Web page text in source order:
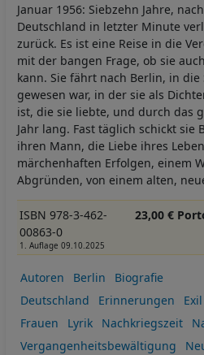
Januar 1956: Siebzehn Jahre,
Deutschland in letzter Minute
zurück. Es ist eine Reise in die
mit der bangen Frage, ob sie
kann. Sie fährt nach Berlin, in
gewesen war, in der sie als
ist, die sie liebte, und durch das
Jahr lang. Fast täglich schickt sie
ihren Mann, die Liebe ihres
märchenhaften Erfolgen, einem
Abgründen, von einem alten,
ISBN 978-3-462-
00863-0
1. Auflage 09.10.2025
23,00 €
Autoren Berlin
Biografie
Deutschland
Erinnerungen
Exil
Frauen
Lyrik Nachkriegszeit
Vergangenheitsbewältigung